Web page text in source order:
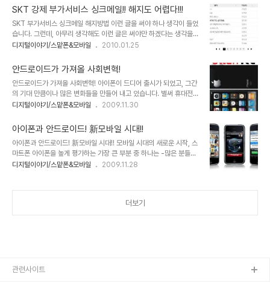
시 변함이 없는 듯 했습니다. 그러다..
그 관심은 더욱 확대될 것은 예정된 사실이기도 합니다. ▲ 2010년 1
월 28일 공개된 애플의 타블렛 iPad 하지만, 좋다라고 하는 관심에
있어서 스스로 생각하고 여과된 판단이 아니라 분위기에 휩싸여 무조
건적으로 받아들이고 있는 것은 아닌가 하는 생각이 들기도 합니다. 이
에 대하여 언젠가 모튜님께서 쓰셨던 아이폰에 대한 포스트에서나 꼬
을 쓰고자 했었데, 마침 글을 ..
SKT 강제 부가서비스 싱크메일!! 해지도 어렵다!!!
SKT 부가서비스 싱크메일 해지방법 이런 글을 써야 하나 생각이 들었
습니다. 그런데, 아무리 생각해도 이런 글은 써야만 하겠다는 생각을
했습니다. 싱크메일 해지 전에 일부 생각지 못하여 준비하지 못한 캡춰
거라고! ㅎ) 마음을 먹고 포스트를 작성합니다. 지난해 9월경, 이전에
사용하던 LGT의 스마트폰에 문제가 있어 SKT로 번호이동을 하고 옴
니아로 스마트폰을 변경하게 되었습니다. 그런데, 이것 저것 조건으로
부가서비스가 붙더군요. 그중 하나가 Push개념과 데이터 관리 및 메
일을 3G로 부담 없이 받을 수 있는 싱크메일이었습니다. 사용하기 따
크메일 설정에서부터 이것저것 ..
디지털이야기/스맡폰&모바일 2010.01.25
안드로이드가 가져올 사회변혁!
안드로이드가 가져올 사회변혁! 아이폰이 드디어 출시가 되었고, 그간
의 기대 만큼이나 많은 변화들을 만들어 내고 있습니다. 벌써 휴대전화
통신요금의 인하가 거론되거나 발표되고 있고, 이동통신사 별로 데이
보입니다. 이제 곧 안드로이드도 국내에 선보이게 됩니다. 들려오는 소
문들 중에는 "한국형 안드로이드"라는 말로 스팩이 다운된 형태의 출
시 가능성들을 시사하고 있기도 합니다만, 그것이 결코 쉽지는 않을 것
이라는 생각과 함께, 아이폰가 가져왔던 그 이상, 아니 아이폰과는 또
다른 형태로써 쉽게 가늠할 수 없을 만큼의 많은 변혁과 그에 따른 수
디지털이야기/스맡폰&모바일 2009.11.30
아이폰과 안드로이드! 新모바일 시대!!
아이폰과 안드로이드! 新모바일 시대!! 모바일 시대의 새로운 시작, 스
마트폰 아이폰을 높게 평가하는 가장 큰 부분 중 하나는 -많은 분들이
그렇게 생각을 하고 계시겠지만- 무엇보다도 완성도 높은 기능이며,
흐름의 중심으로 이끌었다는 건 누구도 부인하지 못할 중요한 사안이
디지털이야기/스맡폰&모바일 2009.11.28
더보기
관련사이트